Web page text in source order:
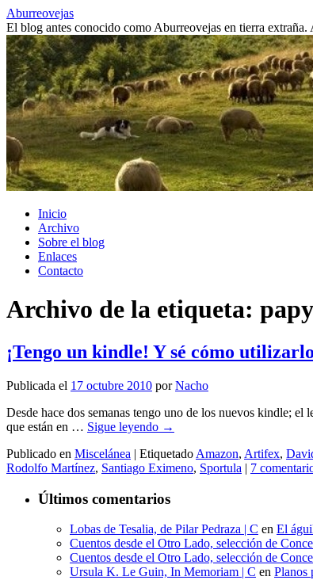
Saltar
al
contenido
Aburreovejas
El blog antes conocido como Aburreovejas en tierra
Inicio
Archivo
Sobre el blog
Enlaces
Contacto
Archivo de la etiqueta:
¡Tengo un kindle! Y sé cómo
Publicada el 17 octubre 2010 por Nacho
Desde hace dos semanas tengo uno de los nuevos kindle;
que están en … Sigue leyendo →
Publicado en Miscelánea | Etiquetado Amazon, Artifex,
Rodolfo Martínez, Santiago Eximeno, Sportula | 7
Últimos comentarios
Lobas de Tesalia, de Pilar Pedraza | C en El
Cuentos desde el Otro Lado, selección de
Cuentos desde el Otro Lado, selección de
Ursula K. Le Guin, In Memoriam | C en Planos